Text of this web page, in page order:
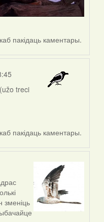
каб пакідаць каментары.
treci
каб пакідаць каментары.
зменіць